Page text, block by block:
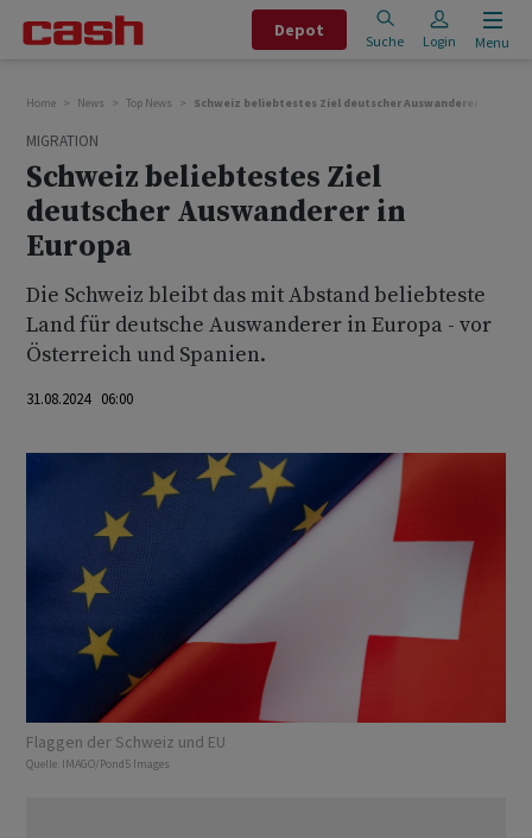
Depot
Suche Login Menu
Home News Top News Schweiz beliebtestes Ziel deutscher Auswanderer in
MIGRATION
Schweiz beliebtestes Ziel
deutscher Auswanderer in
Europa
Die Schweiz bleibt das mit Abstand beliebteste
Land für deutsche Auswanderer in Europa - vor
Österreich und Spanien.
31.08.2024 06:00
Flaggen der Schweiz und EU
Quelle: IMAGO/Pond5 Images